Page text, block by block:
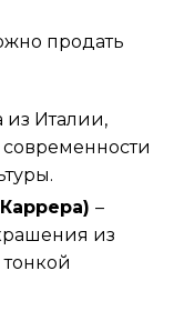
продать
из Италии,
–
из